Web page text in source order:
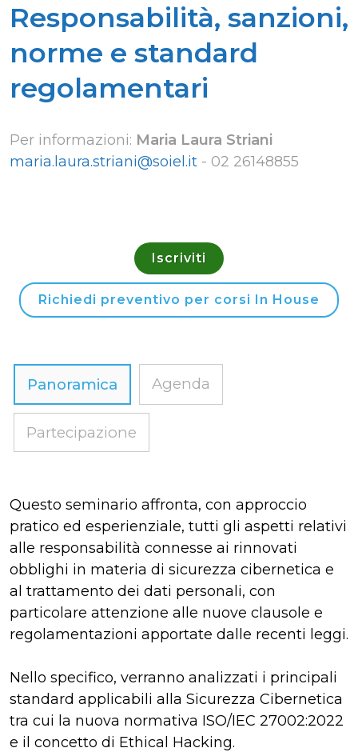
Responsabilità, sanzioni,
norme e standard
regolamentari
Per informazioni: Maria Laura Striani
maria.laura.striani@soiel.it - 02 26148855
Iscriviti
Richiedi preventivo per corsi In House
Panoramica Agenda
Partecipazione
Questo seminario affronta, con approccio
pratico ed esperienziale, tutti gli aspetti relativi
alle responsabilità connesse ai rinnovati
obblighi in materia di sicurezza cibernetica e
al trattamento dei dati personali, con
particolare attenzione alle nuove clausole e
regolamentazioni apportate dalle recenti leggi.
Nello specifico, verranno analizzati i principali
standard applicabili alla Sicurezza Cibernetica
tra cui la nuova normativa ISO/IEC 27002:2022
e il concetto di Ethical Hacking.